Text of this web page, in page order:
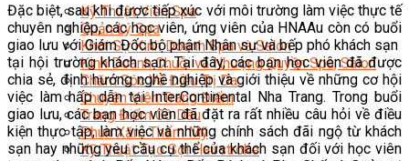
Kỹ Thuật Viên Spa
Quản Lý Spa
Khởi Sự Kinh Doanh Spa và Salon
Kinh Doanh Chuỗi và Nhượng Quyền Spa, Salon
Chăm Sóc Và Điều Trị Da
Chuyên Viên Trang Điểm
Trang Điểm Cô Dâu
Phun Xăm Thẩm Mỹ
Kỹ Thuật Tạo Sợi Hairstroke
Đặc biệt, sau khi được tiếp xúc với môi trường làm việc thực tế
chuyên nghiệp, các học viên, ứng viên của HNAAu còn có buổi
giao lưu với Giám Đốc bộ phận Nhân sự và bếp phó khách sạn
tại hội trường khách sạn. Tại đây, các bạn học viên đã được
chia sẻ, định hướng nghề nghiệp và giới thiệu về những cơ hội
việc làm hấp dẫn tại InterContinental Nha Trang. Trong buổi
giao lưu, các bạn học viên đã đặt ra rất nhiều câu hỏi về điều
kiện thực tập, làm việc và những chính sách đãi ngộ từ khách
sạn hay những yêu cầu cụ thể của khách sạn đối với học viên